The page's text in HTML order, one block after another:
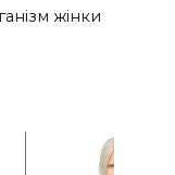
жінки